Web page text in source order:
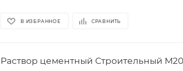
В ИЗБРАННОЕ СРАВНИТЬ
Раствор цементный Строительный